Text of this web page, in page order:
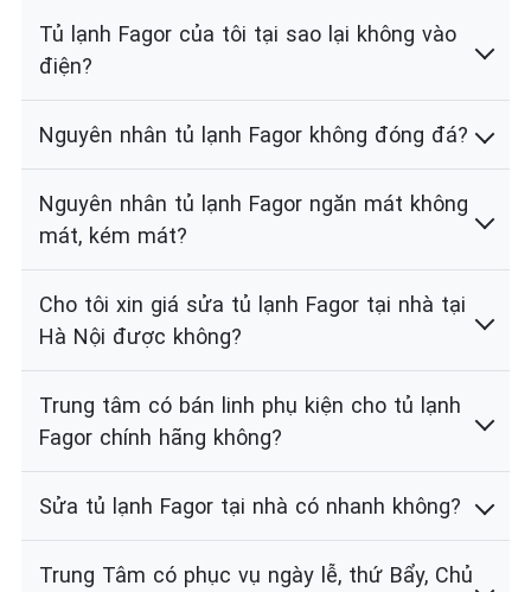
Tủ lạnh Fagor của tôi tại sao lại không vào
điện?
Nguyên nhân tủ lạnh Fagor không đóng đá?
Nguyên nhân tủ lạnh Fagor ngăn mát không
mát, kém mát?
Cho tôi xin giá sửa tủ lạnh Fagor tại nhà tại
Hà Nội được không?
Trung tâm có bán linh phụ kiện cho tủ lạnh
Fagor chính hãng không?
Sửa tủ lạnh Fagor tại nhà có nhanh không?
Trung Tâm có phục vụ ngày lễ, thứ Bẩy, Chủ